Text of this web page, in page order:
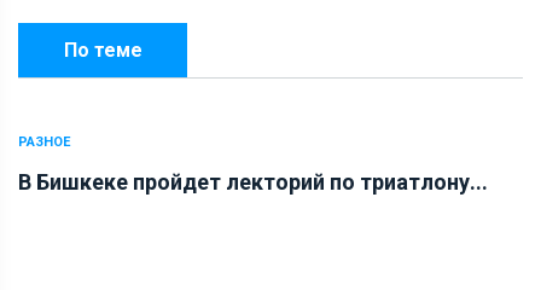
По теме
РАЗНОЕ
В Бишкеке пройдет лекторий по триатлону...